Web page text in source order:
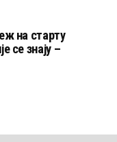
на старту
се знају –